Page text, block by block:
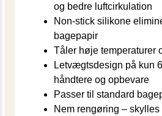
og bedre luftcirkulation
Non-stick silikone
bagepapir
Tåler høje temperaturer
Letvægtsdesign på kun
håndtere og opbevare
Passer til standard
Nem rengøring –